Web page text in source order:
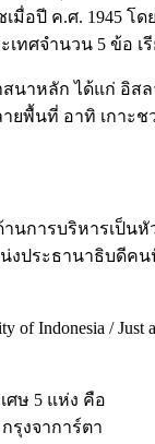
มื่อปี ค.ศ. 1945
ทศจำนวน 5 ข้อ
สนาหลัก ได้แก่
ยพื้นที่ อาทิ เกา
การบริหารเป็น
น่งประธานาธิบดีค
/ Just
ศษ 5 แห่ง คือ
รุงจาการ์ตา